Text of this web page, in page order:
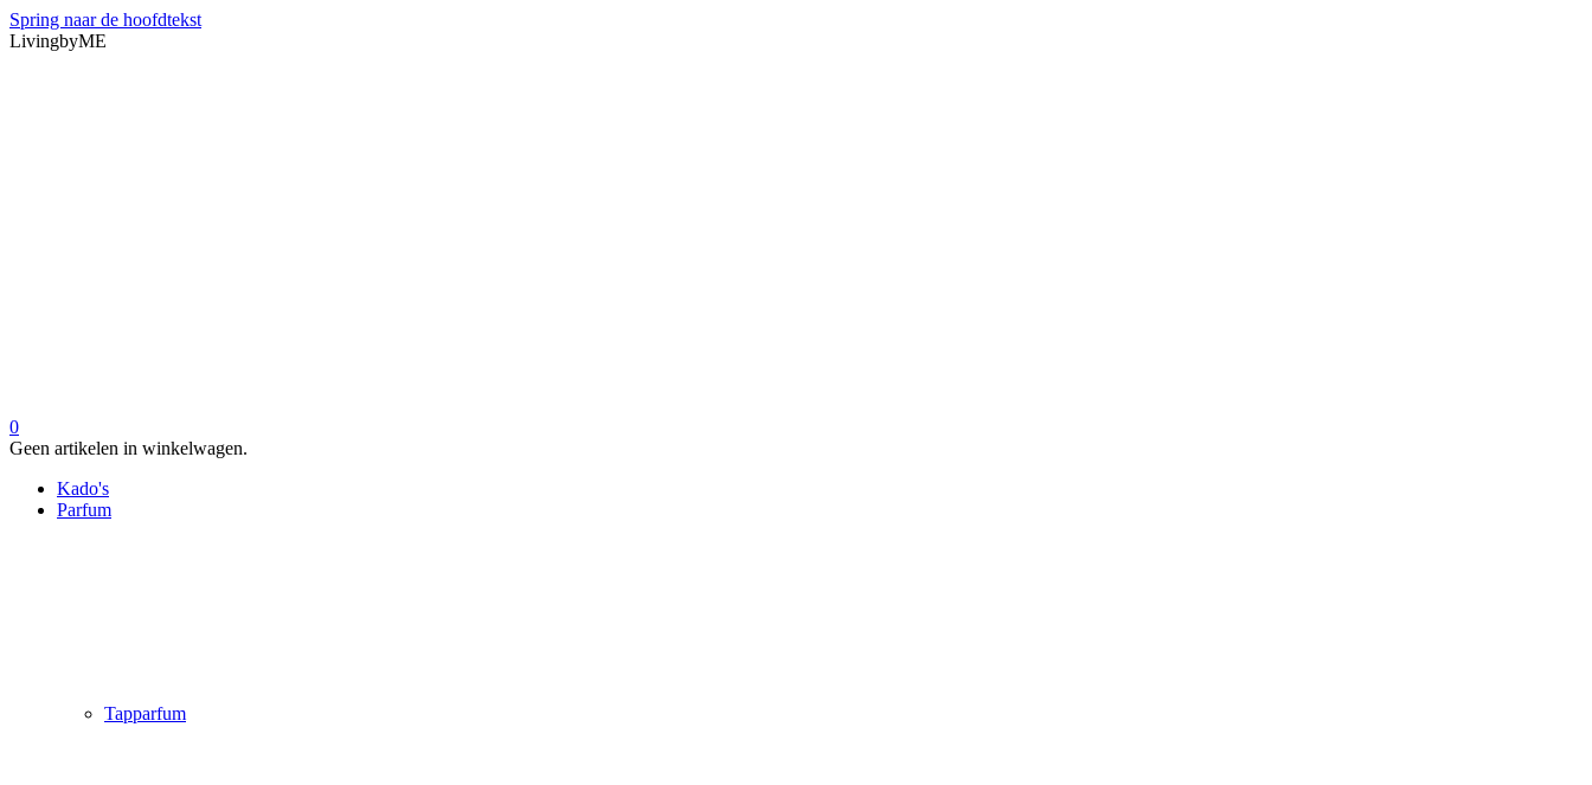
Spring naar de hoofdtekst
LivingbyME
0
Geen artikelen in winkelwagen.
Kado's
Parfum
Tapparfum